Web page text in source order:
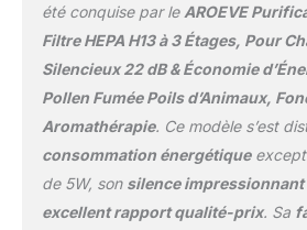
été conquise par le AROEVE
Filtre HEPA H13 à 3 Étages, Pour
Silencieux 22 dB & Économie
Pollen Fumée Poils d’Animaux,
Aromathérapie. Ce modèle s’est
consommation énergétique
de 5W, son silence impressionnant
excellent rapport qualité-prix. Sa